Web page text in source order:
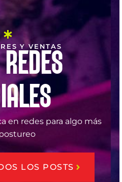
Y VENTAS
REDES
en redes para algo más
LOS POSTS